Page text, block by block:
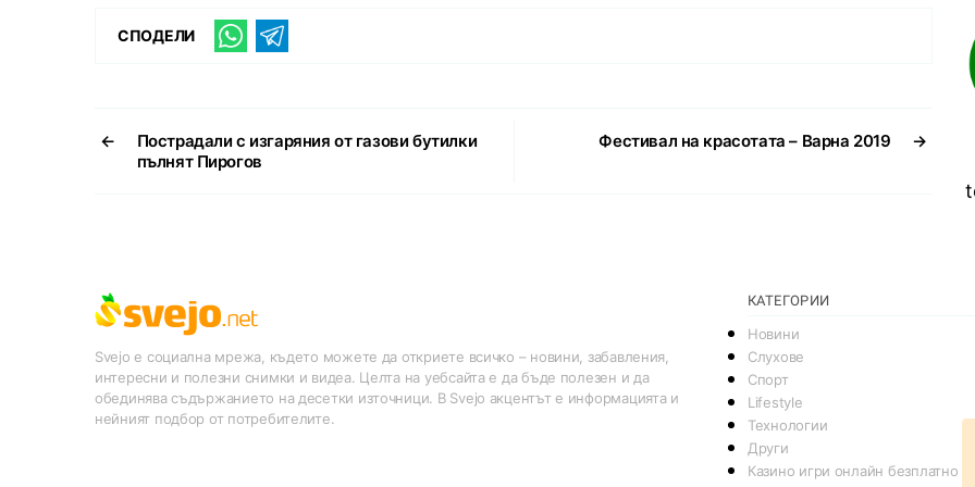
СПОДЕЛИ
←
Пострадали с изгаряния от газови бутилки
пълнят Пирогов
→
Фестивал на красотата – Варна 2019
Svejo е социална мрежа, където можете да откриете всичко – новини, забавления,
интересни и полезни снимки и видеа. Целта на уебсайта е да бъде полезен и да
обединява съдържанието на десетки източници. В Svejo акцентът е информацията и
нейният подбор от потребителите.
КАТЕГОРИИ
Новини
Слухове
Спорт
Lifestyle
Технологии
Други
Казино игри онлайн безплатно